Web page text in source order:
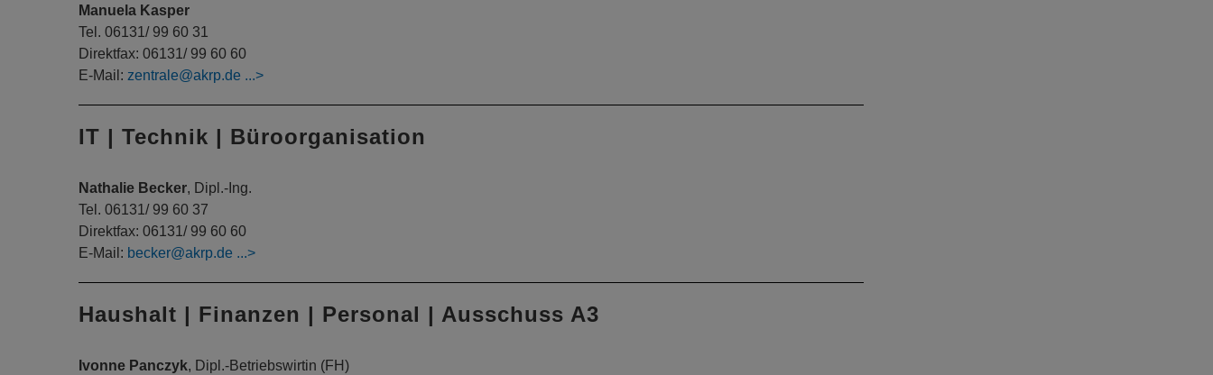
Manuela Kasper
Tel. 06131/ 99 60 31
Direktfax: 06131/ 99 60 60
E-Mail: zentrale@akrp.de
IT | Technik | Büroorganisation
Nathalie Becker, Dipl.-Ing.
Tel. 06131/ 99 60 37
Direktfax: 06131/ 99 60 60
E-Mail: becker@akrp.de
Haushalt | Finanzen | Personal | Ausschuss A3
Ivonne Panczyk, Dipl.-Betriebswirtin (FH)